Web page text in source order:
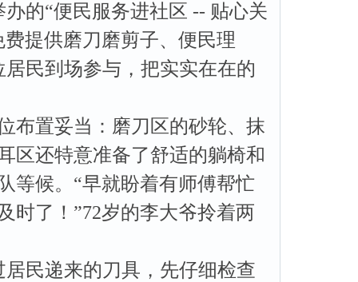
的“便民服务进社区 -- 贴心关
提供磨刀磨剪子、便民理
民到场参与，把实实在在的
置妥当：磨刀区的砂轮、抹
区还特意准备了舒适的躺椅和
等候。“早就盼着有师傅帮忙
时了！”72岁的李大爷拎着两
民递来的刀具，先仔细检查